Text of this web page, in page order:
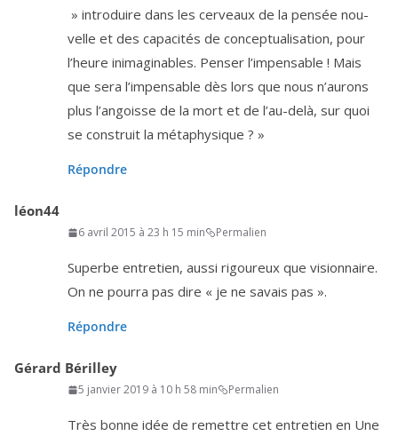
» intro­duire dans les cer­veaux de la pen­sée nou­
velle et des capa­ci­tés de concep­tua­li­sa­tion, pour
l’heure inima­gi­nables. Pen­ser l’impensable ! Mais
que sera l’impensable dès lors que nous n’aurons
plus l’angoisse de la mort et de l’au-delà, sur quoi
se construit la métaphysique ? »
Répondre
léon44
6 avril 2015 à 23 h 15 min Permalien
Superbe entre­tien, aus­si rigou­reux que vision­naire.
On ne pour­ra pas dire « je ne savais pas ».
Répondre
Gérard Bérilley
5 janvier 2019 à 10 h 58 min Permalien
Très bonne idée de remettre cet entre­tien en Une